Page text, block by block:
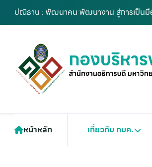
ปณิธาน : พัฒนาคน พัฒนางาน สู่การเป็นมื
หน้าหลัก เกี่ยวกับ กบค.